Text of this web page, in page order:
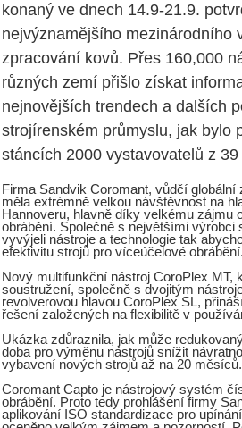
konaný ve dnech 14.9-21.9.
nejvýznamějšího mezinárodního
zpracování kovů. Přes 160,000
různých zemí přišlo získat
nejnovějších trendech a dalších
strojírenském průmyslu, jak bylo
stáncích 2000 vystavovatelů z
Firma Sandvik Coromant, vůdčí globální
měla extrémně velkou návštěvnost na
Hannoveru, hlavně díky velkému zájmu
obrábění. Společně s největšími výrobci
vyvýjeli nástroje a technologie tak
efektivitu strojů pro víceúčelové obrábění.
Nový multifunkční nástroj CoroPlex MT,
soustružení, společně s dvojitým
revolverovou hlavou CoroPlex SL,
řešení založených na flexibilitě v
Ukázka zdůraznila, jak může
doba pro výměnu nástrojů snížit
vybavení nových strojů až na 20 měsíců.
Coromant Capto je nástrojový systém
obrábění. Proto tedy prohlášení firmy
aplikování ISO standardizace pro